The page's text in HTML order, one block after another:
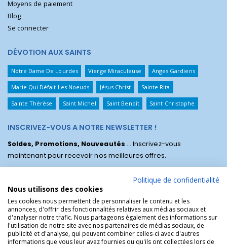
Moyens de paiement
Blog
Se connecter
DÉVOTION AUX SAINTS
Notre Dame De Lourdes Vierge Miraculeuse Anges Gardiens
Marie Qui Défait Les Noeuds Jésus Christ Sainte Rita
Sainte Thérèse Saint Michel Saint Benoît Saint Christophe
INSCRIVEZ-VOUS A NOTRE NEWSLETTER !
Soldes, Promotions, Nouveautés ... Inscrivez-vous
maintenant pour recevoir nos meilleures offres.
Politique de confidentialité
Nous utilisons des cookies
Les cookies nous permettent de personnaliser le contenu et les
annonces, d'offrir des fonctionnalités relatives aux médias sociaux et
d'analyser notre trafic. Nous partageons également des informations sur
l'utilisation de notre site avec nos partenaires de médias sociaux, de
publicité et d'analyse, qui peuvent combiner celles-ci avec d'autres
informations que vous leur avez fournies ou qu'ils ont collectées lors de